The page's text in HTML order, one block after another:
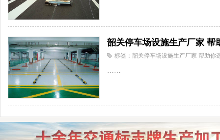
韶关停车场设施生产厂家 帮
标签：韶关停车场设施生产厂家 帮助你
……